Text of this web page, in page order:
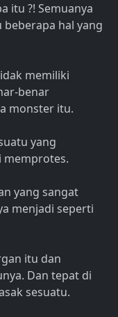
itu ?! Semuanya
hal yang
memiliki
benar
monster itu.
yang
memprotes.
yang sangat
menjadi seperti
itu dan
Dan tepat di
sesuatu.